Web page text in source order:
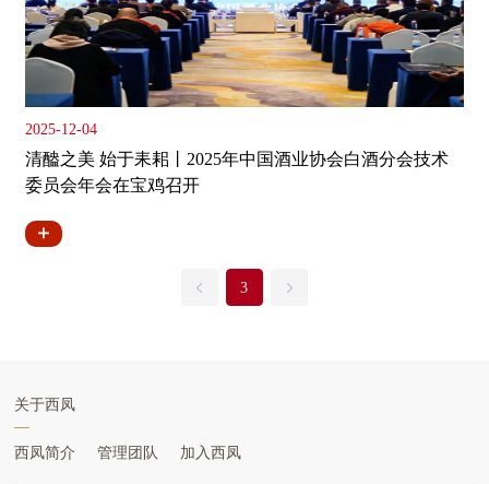
2025-12-04
清醠之美 始于耒耜丨2025年中国酒业协会白酒分会技术
委员会年会在宝鸡召开
3
关于西凤
西凤简介 管理团队 加入西凤